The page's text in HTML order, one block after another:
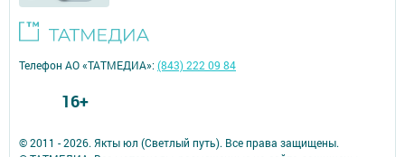
© 2011 - 2026. Якты юл (Светлый путь). Все права защищены.
Телефон АО «ТАТМЕДИА»:(843) 222 09 84
16+